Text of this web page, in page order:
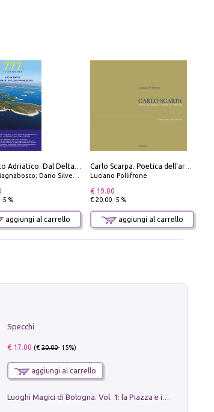
Dario Silvestro; Marco Sbrizzi
5 %
aggiungi al carrello
Luciano Pollifrone
€ 19.00
€ 20.00 -5 %
aggiungi al carrello
Specchi
€ 17.00 (€20.00- 15%)
aggiungi al carrello